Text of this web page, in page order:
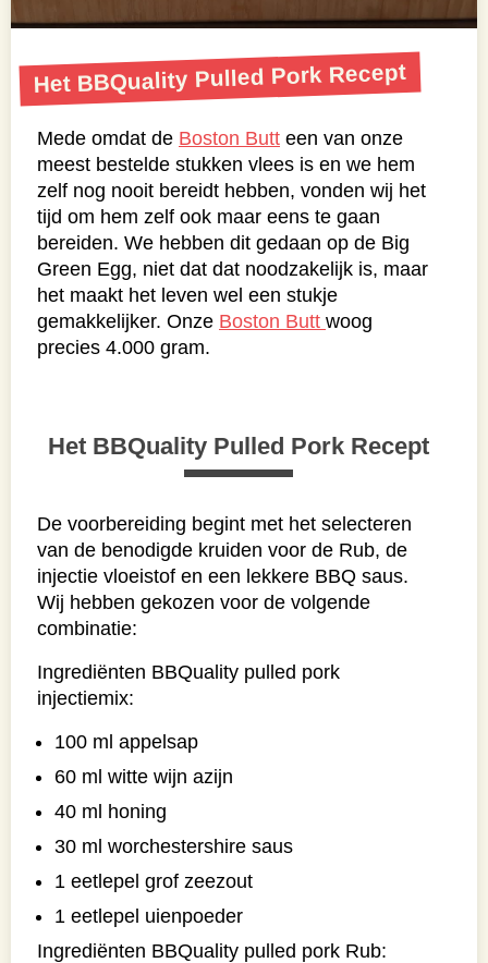
Het BBQuality Pulled Pork Recept
Mede omdat de Boston Butt een van onze
meest bestelde stukken vlees is en we hem
zelf nog nooit bereidt hebben, vonden wij het
tijd om hem zelf ook maar eens te gaan
bereiden. We hebben dit gedaan op de Big
Green Egg, niet dat dat noodzakelijk is, maar
het maakt het leven wel een stukje
gemakkelijker. Onze Boston Butt woog
precies 4.000 gram.
Het BBQuality Pulled Pork Recept
De voorbereiding begint met het selecteren
van de benodigde kruiden voor de Rub, de
injectie vloeistof en een lekkere BBQ saus.
Wij hebben gekozen voor de volgende
combinatie:
Ingrediënten BBQuality pulled pork
injectiemix:
100 ml appelsap
60 ml witte wijn azijn
40 ml honing
30 ml worchestershire saus
1 eetlepel grof zeezout
1 eetlepel uienpoeder
Ingrediënten BBQuality pulled pork Rub: